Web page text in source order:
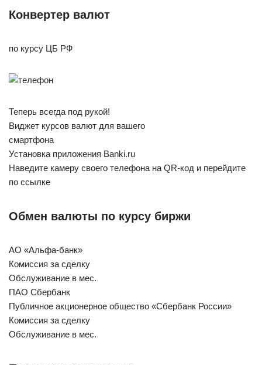
Конвертер валют
по курсу ЦБ РФ
Теперь всегда под рукой!
Виджет курсов валют для вашего
смартфона
Установка приложения Banki.ru
Наведите камеру своего телефона на QR-код и перейдите
по ссылке
Обмен валюты по курсу биржи
АО «Альфа-банк»
Комиссия за сделку
Обслуживание в мес.
ПАО Сбербанк
Публичное акционерное общество «Сбербанк России»
Комиссия за сделку
Обслуживание в мес.